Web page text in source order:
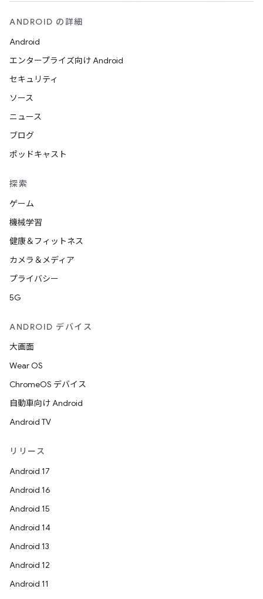
ANDROID の詳細
Android
エンタープライズ向け Android
セキュリティ
ソース
ニュース
ブログ
ポッドキャスト
探索
ゲーム
機械学習
健康＆フィットネス
カメラ＆メディア
プライバシー
5G
ANDROID デバイス
大画面
Wear OS
ChromeOS デバイス
自動車向け Android
Android TV
リリース
Android 17
Android 16
Android 15
Android 14
Android 13
Android 12
Android 11